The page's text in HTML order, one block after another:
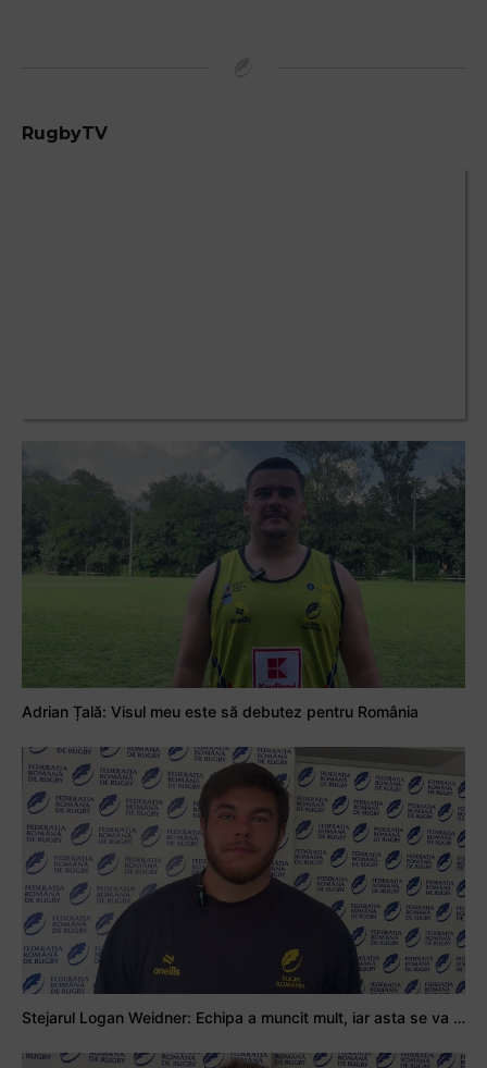
RugbyTV
Adrian Țală: Visul meu este să debutez pentru România
Stejarul Logan Weidner: Echipa a muncit mult, iar asta se va vedea în meciurile de la Nations Cup